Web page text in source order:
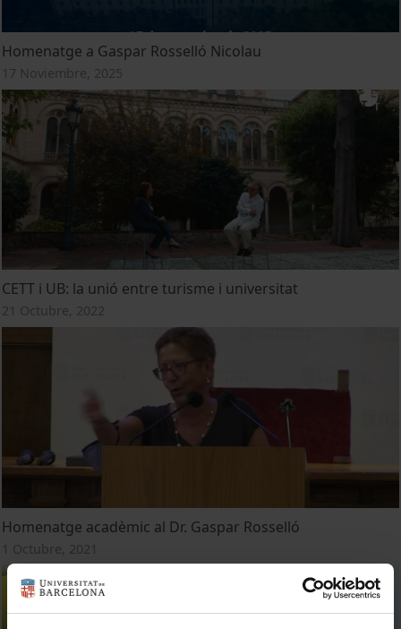
Homenatge a Gaspar Rosselló Nicolau
17 Noviembre, 2025
CETT i UB: la unió entre turisme i universitat
21 Octubre, 2022
Homenatge acadèmic al Dr. Gaspar Rosselló
1 Octubre, 2021